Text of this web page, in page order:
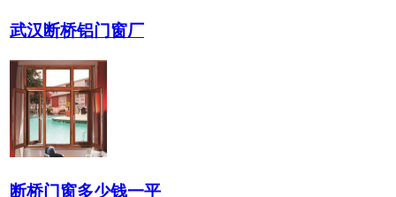
武汉断桥铝门窗厂
断桥门窗多少钱一平